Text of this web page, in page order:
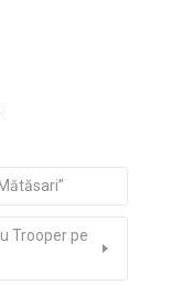
Trooper pe